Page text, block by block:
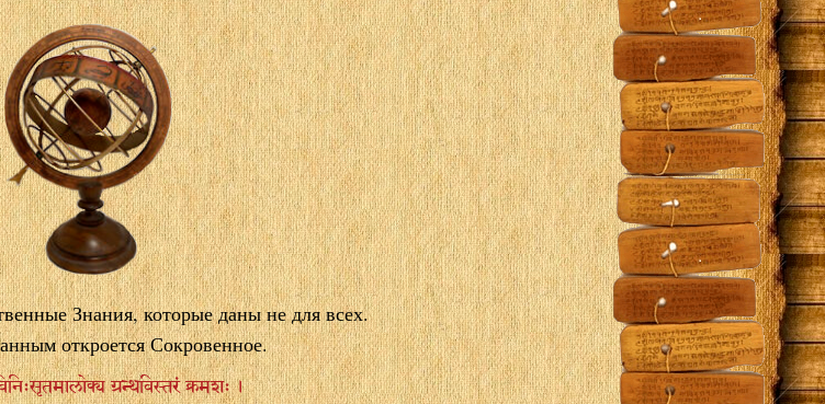
Знания, которые даны не для всех.
откроется Сокровенное.
ग्रन्थविस्तरं क्रमशः ।